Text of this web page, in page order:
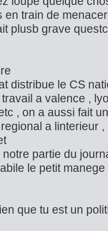
en train de
plusb grave
distribue le CS
a valence ,
, on a aussi fait
a linterieur
partie du
le petit manege
que tu est un